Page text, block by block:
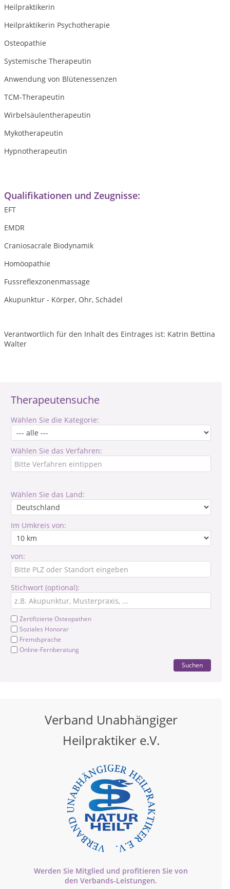
Therapeutensuche
Wählen Sie die Kategorie:
Wählen Sie das Verfahren:
Wählen Sie das Land:
Im Umkreis von:
von:
Stichwort (optional):
Zertifizierte Osteopathen
Soziales Honorar
Fremdsprache
Online-Fernberatung
Suchen
Verband Unabhängiger
Heilpraktiker e.V.
Werden Sie Mitglied und profitieren Sie von
den Verbands-Leistungen.
Heilpraktikerin
Heilpraktikerin Psychotherapie
Osteopathie
Systemische Therapeutin
Anwendung von Blütenessenzen
TCM-Therapeutin
Wirbelsäulentherapeutin
Mykotherapeutin
Hypnotherapeutin
Qualifikationen und Zeugnisse:
EFT
EMDR
Craniosacrale Biodynamik
Homöopathie
Fussreflexzonenmassage
Akupunktur - Körper, Ohr, Schädel
Verantwortlich für den Inhalt des Eintrages ist: Katrin Bettina
Walter